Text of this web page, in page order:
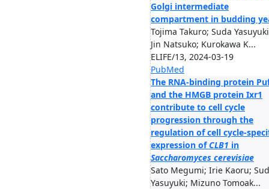
Golgi intermediate
compartment in budding
Tojima Takuro; Suda
Jin Natsuko; Kurokawa K...
ELIFE/13, 2024-03-19
PubMed
The RNA-binding protein
and the HMGB protein Ixr1
contribute to cell cycle
progression through the
regulation of cell cycle-
expression ofCLB1 in
Saccharomyces cerevisiae
Sato Megumi; Irie Kaoru;
Yasuyuki; Mizuno Tomoak...